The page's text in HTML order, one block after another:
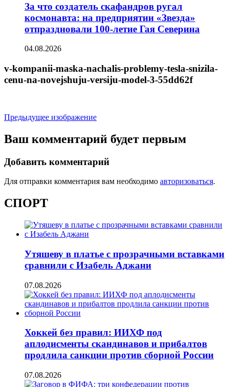
За что создатель скафандров ругал
космонавта: на предприятии «Звезда»
отпраздновали 100-летие Гая Северина
04.08.2026
v-kompanii-maska-nachalis-problemy-tesla-snizila-
cenu-na-novejshuju-versiju-model-3-55dd62f
Предыдущее изображение
Ваш комментарий будет первым
Добавить комментарий
Для отправки комментария вам необходимо авторизоваться.
СПОРТ
Утяшеву в платье с прозрачными вставками
сравнили с Изабель Аджани
07.08.2026
Хоккей без правил: ИИХФ под
аплодисменты скандинавов и прибалтов
продлила санкции против сборной России
07.08.2026